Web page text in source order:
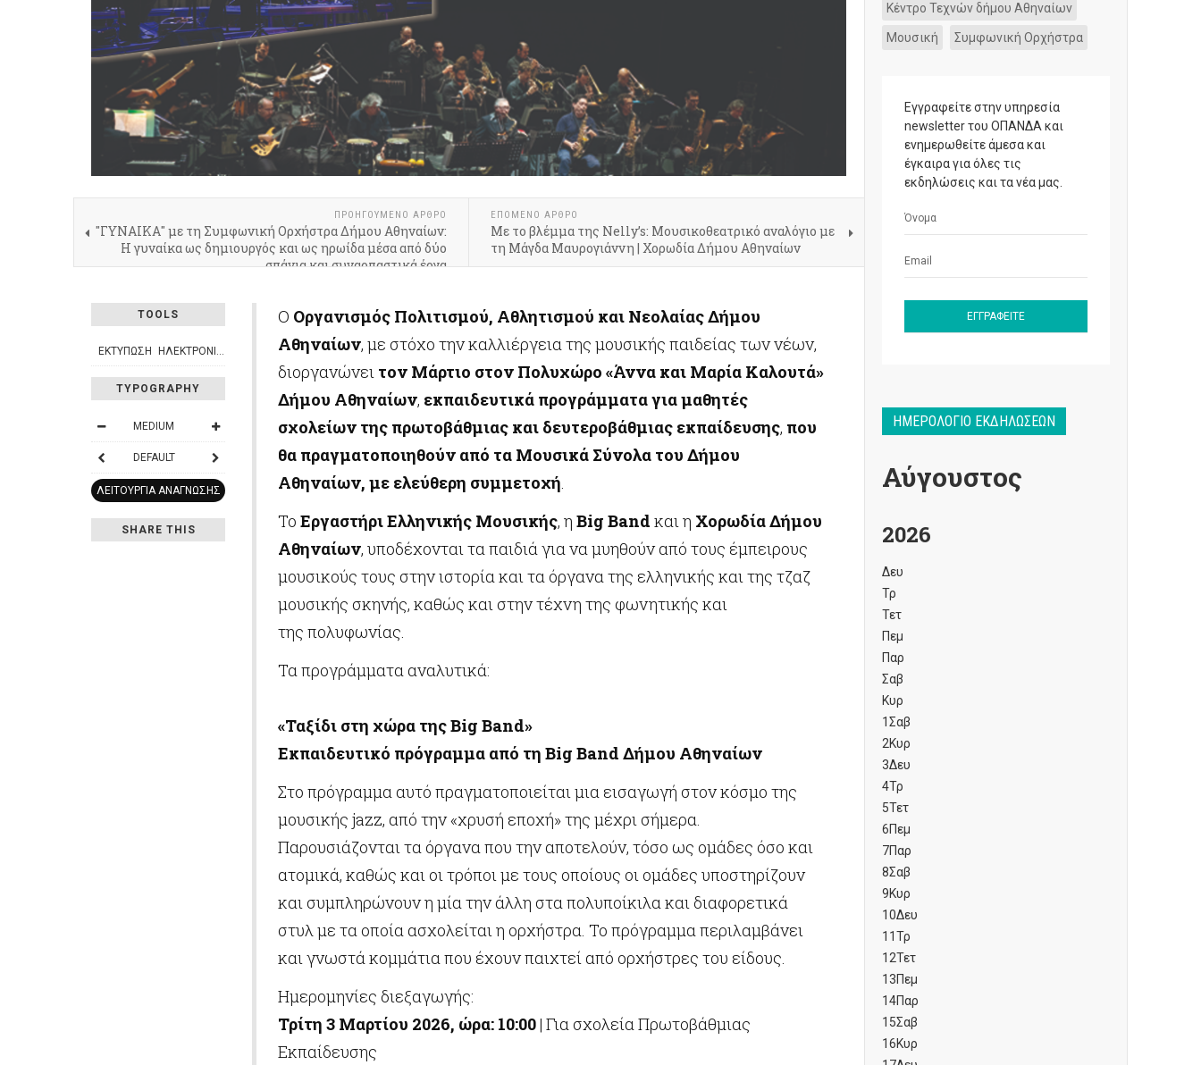
ΠΡΟΗΓΟΎΜΕΝΟ ΆΡΘΡΟ
"ΓΥΝΑΙΚΑ" με τη Συμφωνική Ορχήστρα Δήμου Αθηναίων:
Η γυναίκα ως δημιουργός και ως ηρωίδα μέσα από δύο
σπάνια και συναρπαστικά έργα
ΕΠΌΜΕΝΟ ΆΡΘΡΟ
Με το βλέμμα της Nelly’s: Μουσικοθεατρικό αναλόγιο με
τη Μάγδα Μαυρογιάννη | Χορωδία Δήμου Αθηναίων
TOOLS
ΕΚΤΎΠΩΣΗ
TYPOGRAPHY
MEDIUM
DEFAULT
ΛΕΙΤΟΥΡΓΊΑ ΑΝΆΓΝΩΣΗΣ
SHARE THIS
Ο Οργανισμός Πολιτισμού, Αθλητισμού και Νεολαίας Δήμου
Αθηναίων, με στόχο την καλλιέργεια της μουσικής παιδείας των νέων,
διοργανώνει τον Μάρτιο στον Πολυχώρο «Άννα και Μαρία Καλουτά»
Δήμου Αθηναίων, εκπαιδευτικά προγράμματα για μαθητές
σχολείων της πρωτοβάθμιας και δευτεροβάθμιας εκπαίδευσης, που
θα πραγματοποιηθούν από τα Μουσικά Σύνολα του Δήμου
Αθηναίων, με ελεύθερη συμμετοχή
Το Εργαστήρι Ελληνικής Μουσικής, η Big Band και η Χορωδία Δήμου
Αθηναίων, υποδέχονται τα παιδιά για να μυηθούν από τους έμπειρους
μουσικούς τους στην ιστορία και τα όργανα της ελληνικής και της τζαζ
μουσικής σκηνής, καθώς και στην τέχνη της φωνητικής και
της πολυφωνίας.
Τα προγράμματα αναλυτικά:
«Ταξίδι στη χώρα τηςBig Band»
Εκπαιδευτικό πρόγραμμα από τη Big Band Δήμου Αθηναίων
Στο πρόγραμμα αυτό πραγματοποιείται μια εισαγωγή στον κόσμο της
μουσικής jazz, από την «χρυσή εποχή» της μέχρι σήμερα.
Παρουσιάζονται τα όργανα που την αποτελούν, τόσο ως ομάδες όσο και
ατομικά, καθώς και οι τρόποι με τους οποίους οι ομάδες υποστηρίζουν
και συμπληρώνουν η μία την άλλη στα πολυποίκιλα και διαφορετικά
στυλ με τα οποία ασχολείται η ορχήστρα. Το πρόγραμμα περιλαμβάνει
και γνωστά κομμάτια που έχουν παιχτεί από ορχήστρες του είδους.
Ημερομηνίες διεξαγωγής:
Τρίτη 3 Μαρτίου 2026, ώρα: 10:00| Για σχολεία Πρωτοβάθμιας
Εκπαίδευσης
Κέντρο Τεχνών δήμου Αθηναίων
Μουσική Συμφωνική Ορχήστρα
Εγγραφείτε στην υπηρεσία
newsletter του ΟΠΑΝΔΑ και
ενημερωθείτε άμεσα και
έγκαιρα για όλες τις
εκδηλώσεις και τα νέα μας.
ΗΜΕΡΟΛΌΓΙΟ ΕΚΔΗΛΏΣΕΩΝ
Αύγουστος
2026
Δευ
Τρ
Τετ
Πεμ
Παρ
Σαβ
Κυρ
1Σαβ
2Κυρ
3Δευ
4Τρ
5Τετ
6Πεμ
7Παρ
8Σαβ
9Κυρ
10Δευ
11Τρ
12Τετ
13Πεμ
14Παρ
15Σαβ
16Κυρ